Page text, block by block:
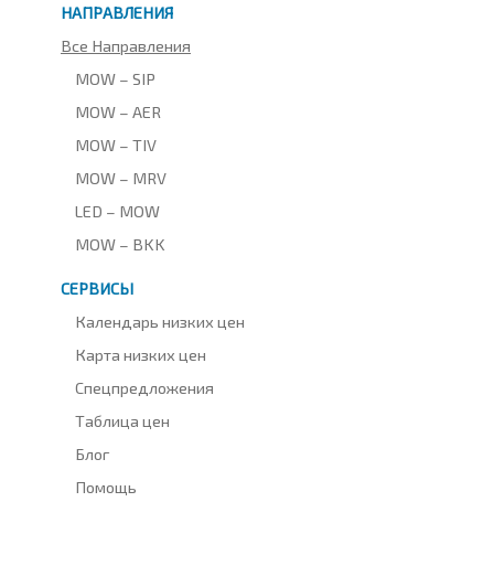
НАПРАВЛЕНИЯ
Все Направления
MOW – SIP
MOW – AER
MOW – TIV
MOW – MRV
LED – MOW
MOW – BKK
СЕРВИСЫ
Календарь низких цен
Карта низких цен
Спецпредложения
Таблица цен
Блог
Помощь